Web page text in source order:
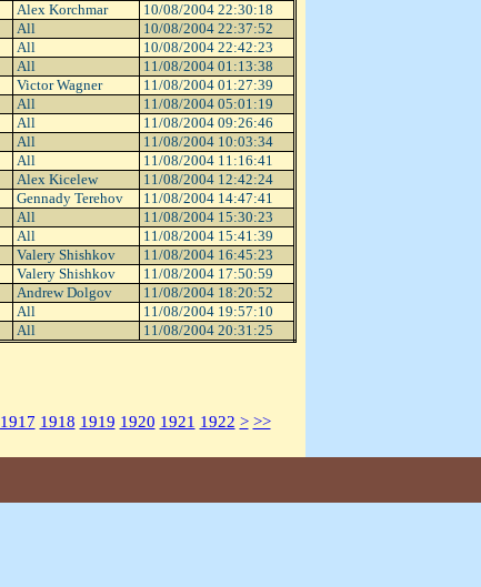
Alex Korchmar
10/08/2004 22:30:18
All
10/08/2004 22:37:52
All
10/08/2004 22:42:23
All
11/08/2004 01:13:38
Victor Wagner
11/08/2004 01:27:39
All
11/08/2004 05:01:19
All
11/08/2004 09:26:46
All
11/08/2004 10:03:34
All
11/08/2004 11:16:41
Alex Kicelew
11/08/2004 12:42:24
Gennady Terehov
11/08/2004 14:47:41
All
11/08/2004 15:30:23
All
11/08/2004 15:41:39
Valery Shishkov
11/08/2004 16:45:23
Valery Shishkov
11/08/2004 17:50:59
Andrew Dolgov
11/08/2004 18:20:52
All
11/08/2004 19:57:10
All 11/08/2004 20:31:25
1917 1918 1919 1920 1921 1922 > >>